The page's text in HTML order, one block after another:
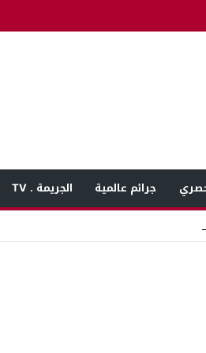
جرائم عالمية الجريمة . TV
_